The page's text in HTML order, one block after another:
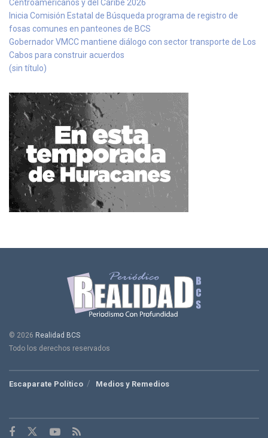
Centroamericanos y del Caribe 2026
Inicia Comisión Estatal de Búsqueda programa de registro de
fosas comunes en panteones de BCS
Gobernador VMCC mantiene diálogo con sector transporte de Los
Cabos para construir acuerdos
(sin título)
© 2026 Realidad BCS
Todo los derechos reservados
Escaparate Político Medios y Remedios